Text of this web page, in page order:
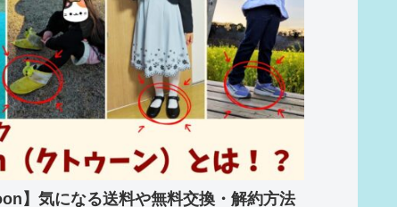
】気になる送料や無料交換・解約方法